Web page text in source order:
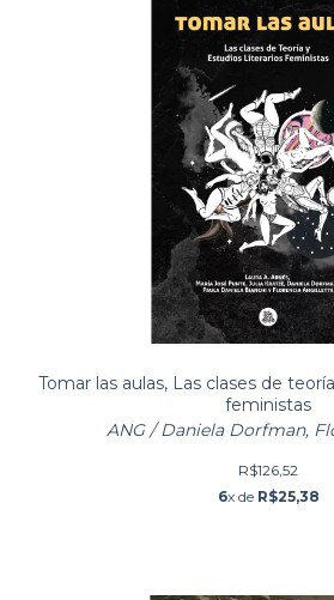
Tomar las aulas, Las clases de
feministas
ANG / Daniela Dorfman,
R$126,52
6x de R$25,38